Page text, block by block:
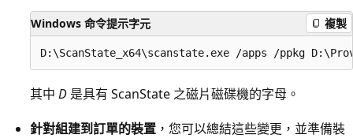
Windows 命令提示字元 複製
其中 D 是具有 ScanState 之磁片磁碟機的字母。
針對組建到訂單的裝置 ，您可以總結這些變更，並準備裝